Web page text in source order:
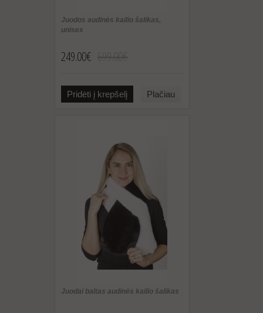
Juodos audinės kailio šalikas,
unisex
249.00€
Pridėti į krepšelį Plačiau
Juodai baltas audinės kailio šalikas